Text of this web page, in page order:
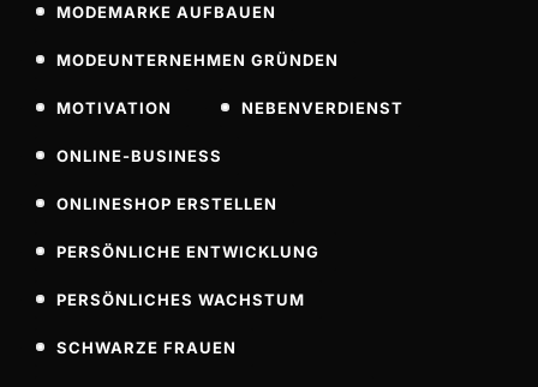
MODEMARKE AUFBAUEN
MODEUNTERNEHMEN GRÜNDEN
MOTIVATION NEBENVERDIENST
ONLINE-BUSINESS
ONLINESHOP ERSTELLEN
PERSÖNLICHE ENTWICKLUNG
PERSÖNLICHES WACHSTUM
SCHWARZE FRAUEN